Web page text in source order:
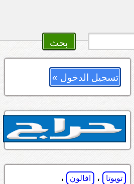
تسجيل الدخول »
تويوتا ، افالون ،